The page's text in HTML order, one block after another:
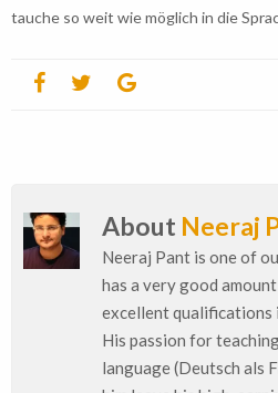
tauche so weit wie möglich in die
About Neeraj
Neeraj Pant is one of
has a very good
excellent qualifications
His passion for
language (Deutsch als